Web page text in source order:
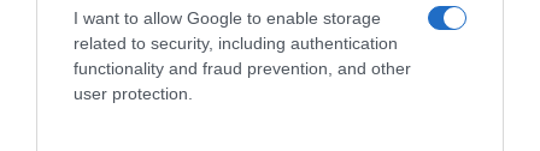
I want to allow Google to enable storage
related to security, including authentication
functionality and fraud prevention, and other
user protection.
εμπλεκόμενους
Όπως δήλωσε ο δικηγόρος του ήταν παρών αλλά όχι
κοντά στο σημείο της δολοφονίας